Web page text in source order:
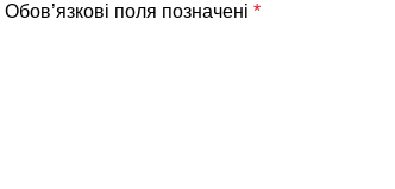
Обов’язкові поля позначені *